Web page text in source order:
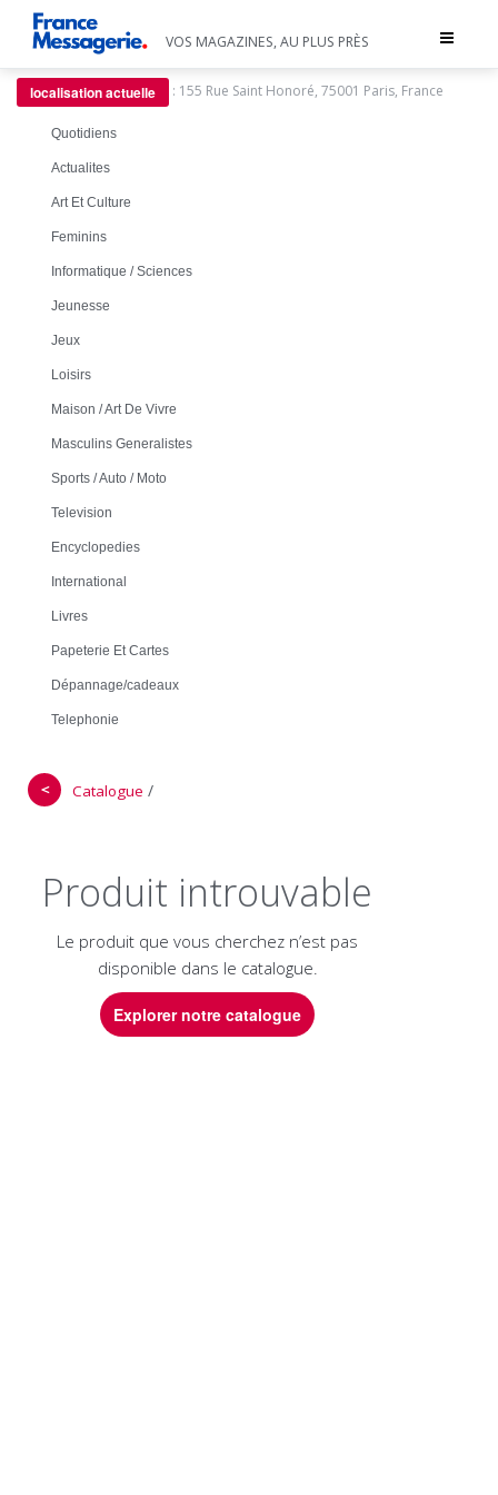
Toggle
VOS MAGAZINES, AU PLUS PRÈS
localisation actuelle : 155 Rue Saint Honoré, 75001 Paris, France
Quotidiens
Actualites
Art Et Culture
Feminins
Informatique / Sciences
Jeunesse
Jeux
Loisirs
Maison / Art De Vivre
Masculins Generalistes
Sports / Auto / Moto
Television
Encyclopedies
International
Livres
Papeterie Et Cartes
Dépannage/cadeaux
Telephonie
＜ Catalogue /
Produit introuvable
Le produit que vous cherchez n’est pas
disponible dans le catalogue.
Explorer notre catalogue